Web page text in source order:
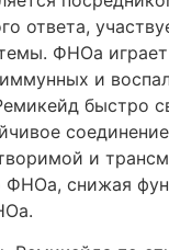
ответа,
ФНОа
и
быстро
и
ФНОа, снижая